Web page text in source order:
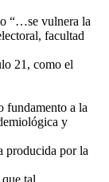
“…se vulnera la
facultad
21, como el
fundamento a la
y
producida por la
tal